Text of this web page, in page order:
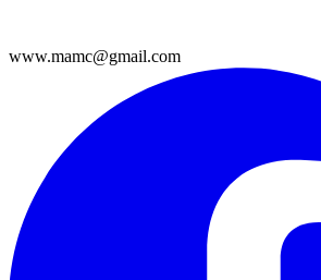
www.mamc@gmail.com